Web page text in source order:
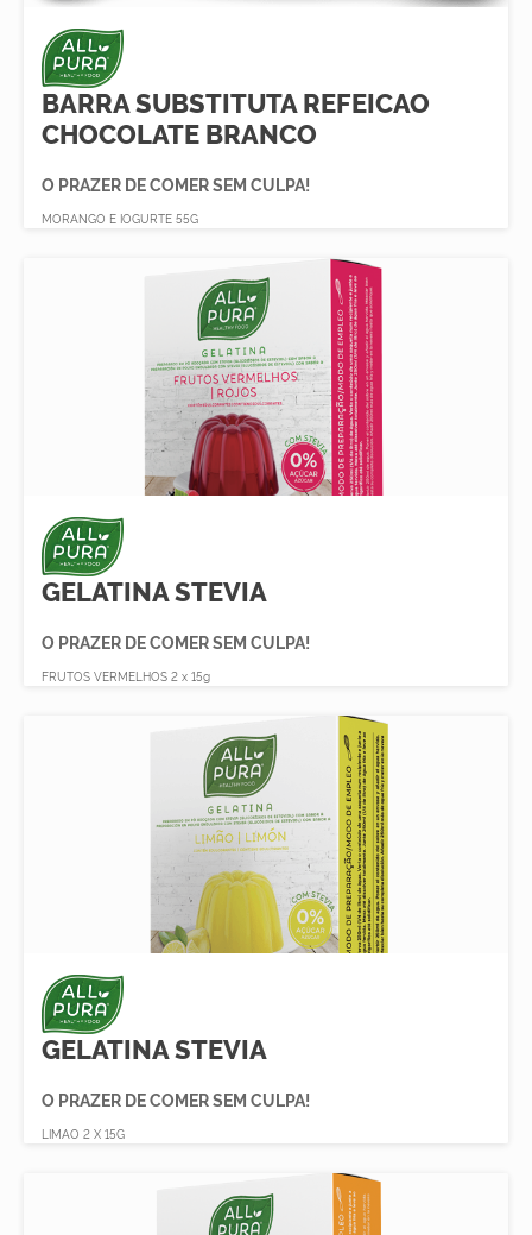
BARRA SUBSTITUTA REFEICAO
CHOCOLATE BRANCO
O PRAZER DE COMER SEM CULPA!
MORANGO E IOGURTE 55G
GELATINA STEVIA
O PRAZER DE COMER SEM CULPA!
FRUTOS VERMELHOS 2 x 15g
GELATINA STEVIA
O PRAZER DE COMER SEM CULPA!
LIMAO 2 X 15G